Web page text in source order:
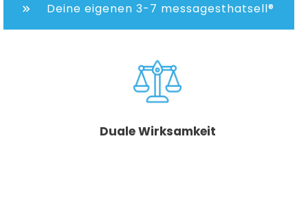
Deine eigenen 3-7 messagesthatsell®
Duale Wirksamkeit